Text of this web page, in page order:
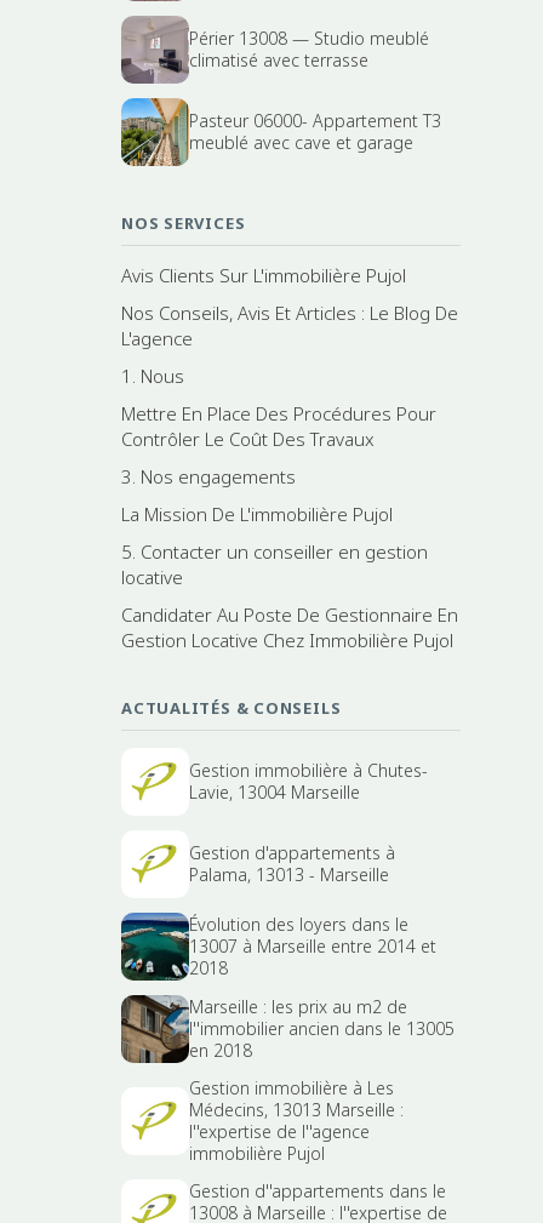
Périer 13008 — Studio meublé
climatisé avec terrasse
Pasteur 06000- Appartement T3
meublé avec cave et garage
NOS SERVICES
Avis Clients Sur L'immobilière Pujol
Nos Conseils, Avis Et Articles : Le Blog De
L'agence
1. Nous
Mettre En Place Des Procédures Pour
Contrôler Le Coût Des Travaux
3. Nos engagements
La Mission De L'immobilière Pujol
5. Contacter un conseiller en gestion
locative
Candidater Au Poste De Gestionnaire En
Gestion Locative Chez Immobilière Pujol
ACTUALITÉS & CONSEILS
Gestion immobilière à Chutes-
Lavie, 13004 Marseille
Gestion d'appartements à
Palama, 13013 - Marseille
Évolution des loyers dans le
13007 à Marseille entre 2014 et
2018
Marseille : les prix au m2 de
l''immobilier ancien dans le 13005
en 2018
Gestion immobilière à Les
Médecins, 13013 Marseille :
l''expertise de l''agence
immobilière Pujol
Gestion d''appartements dans le
13008 à Marseille : l''expertise de